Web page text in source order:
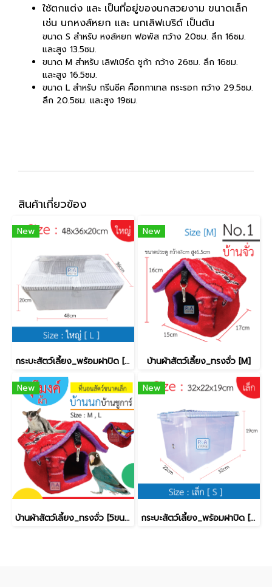
ใช้ตกแต่ง และ เป็นที่อยู่ของนกสวยงาม ขนาดเล็ก
เช่น นกหงส์หยก และ นกเลิฟเบริด์ เป็นต้น
ขนาด S สำหรับ หงส์หยก ฟอพัส กว้าง 20ซม. ลึก 16ซม.
และสูง 13.5ซม.
ขนาด M สำหรับ เลิฟเบิร์ด ชูก้า กว้าง 26ซม. ลึก 16ซม.
และสูง 16.5ซม.
ขนาด L สำหรับ กรีนชีค ค็อกกาเทล กระรอก กว้าง 29.5ซม.
ลึก 20.5ซม. และสูง 19ซม.
สินค้าเกี่ยวข้อง
New
กระบะสัตว์เลี้ยง_พร้อมฝาปิด [ใหญ่]
New
บ้านผ้าสัตว์เลี้ยง_ทรงจั่ว [M]
New
บ้านผ้าสัตว์เลี้ยง_ทรงจั่ว [5ขนาด]
New
กระบะสัตว์เลี้ยง_พร้อมฝาปิด [เล็ก]